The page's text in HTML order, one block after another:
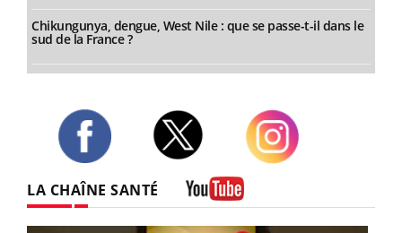
Chikungunya, dengue, West Nile : que se passe-t-il dans le
sud de la France ?
LA CHAÎNE SANTÉ